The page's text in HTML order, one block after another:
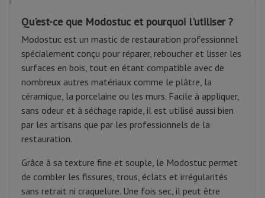
Qu'est-ce que Modostuc et pourquoi l'utiliser ?
Modostuc est un mastic de restauration professionnel
spécialement conçu pour réparer, reboucher et lisser les
surfaces en bois, tout en étant compatible avec de
nombreux autres matériaux comme le plâtre, la
céramique, la porcelaine ou les murs. Facile à appliquer,
sans odeur et à séchage rapide, il est utilisé aussi bien
par les artisans que par les professionnels de la
restauration.
Grâce à sa texture fine et souple, le Modostuc permet
de combler les fissures, trous, éclats et irrégularités
sans retrait ni craquelure. Une fois sec, il peut être